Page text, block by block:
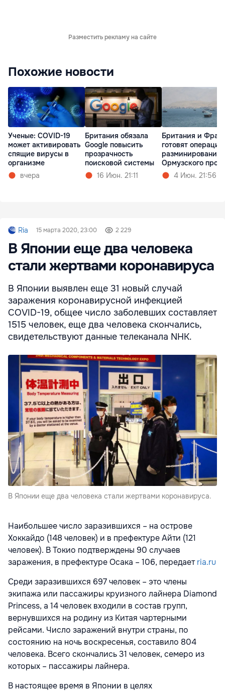
Разместить рекламу на сайте
Похожие новости
Ученые: COVID-19
может активировать
спящие вирусы в
организме
вчера
Британия обязала
Google повысить
прозрачность
поисковой системы
16 Июн. 21:11
Британия и
готовят
разминированию
Ормузского
4 Июн. 21:56
Ria 15 марта 2020, 23:00 2 229
В Японии еще два человека
стали жертвами коронавируса
В Японии выявлен еще 31 новый случай
заражения коронавирусной инфекцией
COVID-19, общее число заболевших составляет
1515 человек, еще два человека скончались,
свидетельствуют данные телеканала NHK.
В Японии еще два человека стали жертвами коронавируса.
Наибольшее число заразившихся – на острове
Хоккайдо (148 человек) и в префектуре Айти (121
человек). В Токио подтверждены 90 случаев
заражения, в префектуре Осака – 106, передаетria.ru
Среди заразившихся 697 человек – это члены
экипажа или пассажиры круизного лайнера Diamond
Princess, а 14 человек входили в состав групп,
вернувшихся на родину из Китая чартерными
рейсами. Число заражений внутри страны, по
состоянию на ночь воскресенья, составило 804
человека. Всего скончались 31 человек, семеро из
которых – пассажиры лайнера.
В настоящее время в Японии в целях